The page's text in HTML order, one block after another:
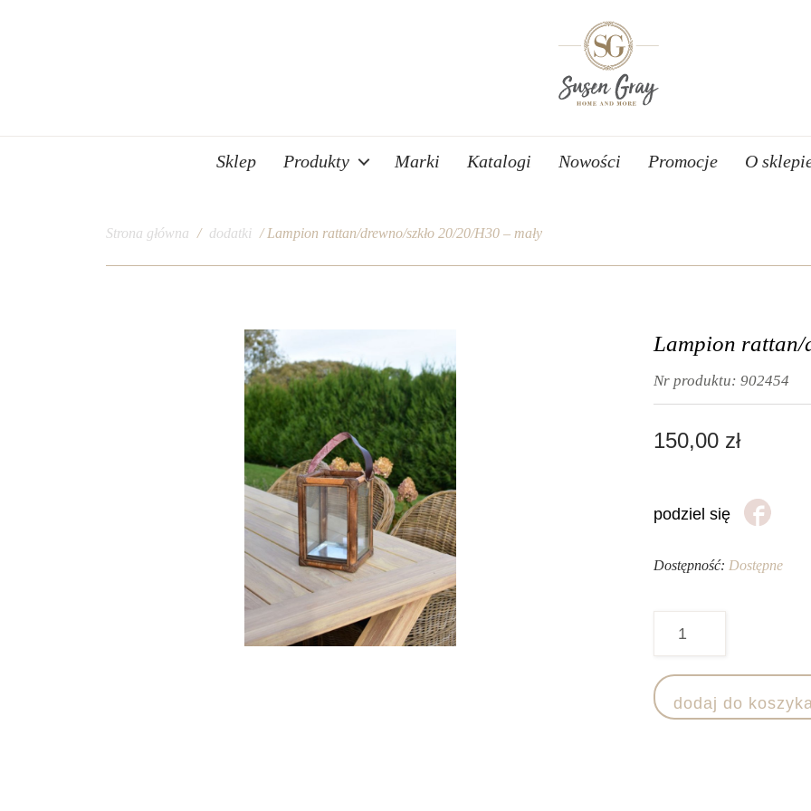
Sklep Produkty Marki Katalogi Nowości Promocje O
Strona główna / dodatki / Lampion rattan/drewno/szkło 20/20/H30 – mały
Lampion rattan/
Nr produktu: 902454
150,00 zł
podziel się
Dostępność: Dostępne
rattan/drewno/szkło
20/20/H30
dodaj do